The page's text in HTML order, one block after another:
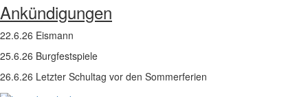
Ankündigungen
22.6.26 Eismann
25.6.26 Burgfestspiele
26.6.26 Letzter Schultag vor den Sommerferien